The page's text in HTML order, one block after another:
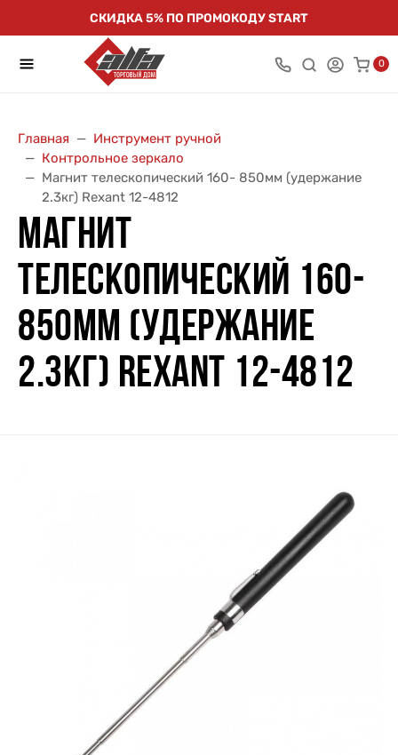
СКИДКА 5% ПО ПРОМОКОДУ START
0
Главная
Инструмент ручной
Контрольное зеркало
Магнит телескопический 160- 850мм (удержание
2.3кг) Rexant 12-4812
МАГНИТ
ТЕЛЕСКОПИЧЕСКИЙ 160-
850ММ (УДЕРЖАНИЕ
2.3КГ) REXANT 12-4812